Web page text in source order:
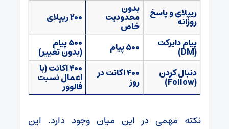
ریپلای و پاسخ
روزانه
بدون
محدودیت
خاص
۲۰۰ ریپلای
پیام دایرکت
(DM) ۵۰۰ پیام ۵۰۰ پیام
(بدون تغییر)
دنبال کردن
(Follow)
۴۰۰ اکانت در
روز
۴۰۰ اکانت (با
اعمال نسبت
فالوور
نکته مهمی در این میان وجود دارد. این